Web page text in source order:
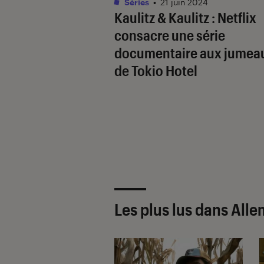
Kaulitz & Kaulitz: Netflix
consacre une série
documentaire aux
de Tokio Hotel
Les plus lus dans